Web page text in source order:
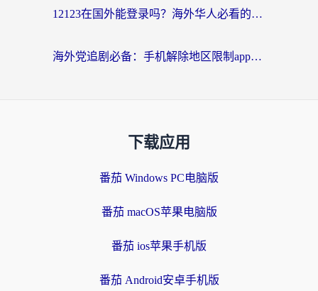
12123在国外能登录吗？海外华人必看的回国加速实用指南
海外党追剧必备：手机解除地区限制app怎么选？解决央视视频&国内剧地区限制全指南
下载应用
番茄 Windows PC电脑版
番茄 macOS苹果电脑版
番茄 ios苹果手机版
番茄 Android安卓手机版